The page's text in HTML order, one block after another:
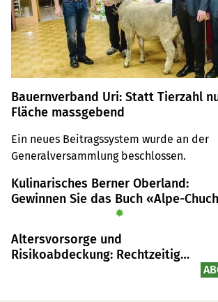
Bauernverband Uri: Statt Tierzahl
Fläche massgebend
Ein neues Beitragssystem wurde an der
Generalversammlung beschlossen.
Kulinarisches Berner Oberland:
Gewinnen Sie das Buch «Alpe-
✹
Altersvorsorge und
Risikoabdeckung: Rechtzeitig